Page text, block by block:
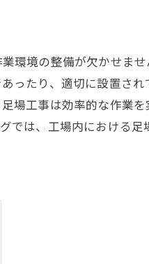
環境の整備が欠かせま
ったり、適切に設置され
場工事は効率的な作業を
では、工場内における足